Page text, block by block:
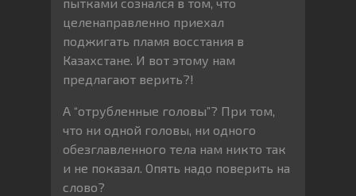
целенаправленно приехал
поджигать пламя восстания в
Казахстане. И вот этому нам
предлагают верить?!
А “отрубленные головы”? При том,
что ни одной головы, ни одного
обезглавленного тела нам никто так
и не показал. Опять надо поверить на
слово?